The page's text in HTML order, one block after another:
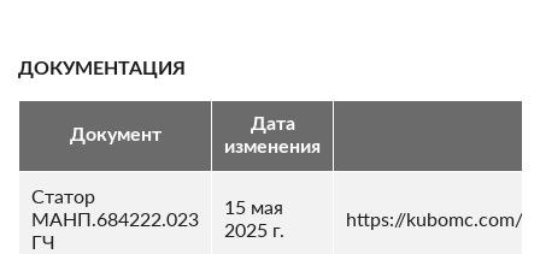
ДОКУМЕНТАЦИЯ
Документ
Дата
изменения
Статор
МАНП.684222.023
ГЧ
15 мая
2025 г.
https://kubomc.com/